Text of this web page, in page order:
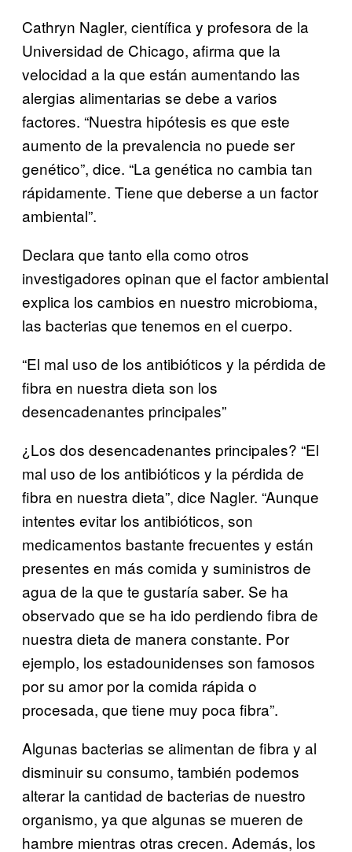
Cathryn Nagler, científica y profesora de la
Universidad de Chicago, afirma que la
velocidad a la que están aumentando las
alergias alimentarias se debe a varios
factores. “Nuestra hipótesis es que este
aumento de la prevalencia no puede ser
genético”, dice. “La genética no cambia tan
rápidamente. Tiene que deberse a un factor
ambiental”.
Declara que tanto ella como otros
investigadores opinan que el factor ambiental
explica los cambios en nuestro microbioma,
las bacterias que tenemos en el cuerpo.
“El mal uso de los antibióticos y la pérdida de
fibra en nuestra dieta son los
desencadenantes principales”
¿Los dos desencadenantes principales? “El
mal uso de los antibióticos y la pérdida de
fibra en nuestra dieta”, dice Nagler. “Aunque
intentes evitar los antibióticos, son
medicamentos bastante frecuentes y están
presentes en más comida y suministros de
agua de la que te gustaría saber. Se ha
observado que se ha ido perdiendo fibra de
nuestra dieta de manera constante. Por
ejemplo, los estadounidenses son famosos
por su amor por la comida rápida o
procesada, que tiene muy poca fibra”.
Algunas bacterias se alimentan de fibra y al
disminuir su consumo, también podemos
alterar la cantidad de bacterias de nuestro
organismo, ya que algunas se mueren de
hambre mientras otras crecen. Además, los